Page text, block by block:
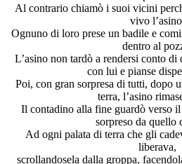
Al contrario chiamò i suoi vicini
vivo
Ognuno di loro prese un badile e
dentro al
L’asino non tardò a rendersi conto
con lui e pianse
Poi, con gran sorpresa di tutti, dopo
terra, l’asino
Il contadino alla fine guardò verso
sorpreso da quello
Ad ogni palata di terra che gli
liberava,
scrollandosela dalla groppa,